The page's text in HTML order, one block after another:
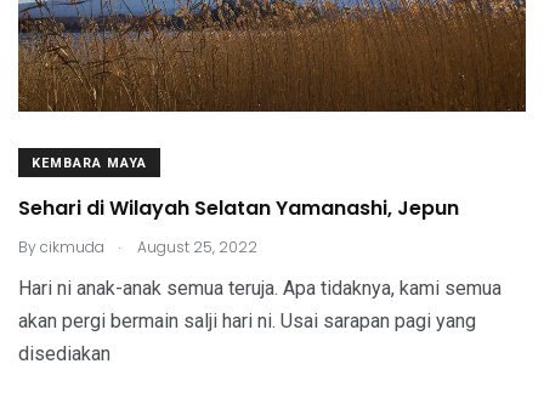
KEMBARA MAYA
Sehari di Wilayah Selatan Yamanashi, Jepun
Bycikmuda . August 25, 2022
Hari ni anak-anak semua teruja. Apa tidaknya, kami semua
akan pergi bermain salji hari ni. Usai sarapan pagi yang
disediakan